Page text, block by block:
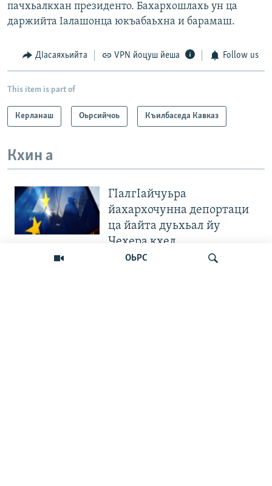
ОЬРС
пачхьалкхан президенто. Бахархошлахь ун ца
даржийта Iалашонца юкъабаьхна и барамаш.
ДIасаяхьийта VPN йоцуш йеша Follow us
This item is part of
Керланаш Оьрсийчоь Къилбаседа Кавказ
Кхин а
ГIалгIайчуьра
йахархочунна депортаци
ца йайта дуьхьал йу
Чехера кхел